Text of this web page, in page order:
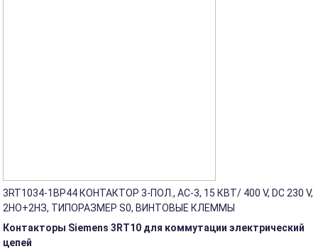
3RT1034-1BP44 КОНТАКТОР 3-ПОЛ., AC-3, 15 КВТ/ 400 V, DC 230 V,
2НO+2НЗ, ТИПОРАЗМЕР S0, ВИНТОВЫЕ КЛЕММЫ
Контакторы Siemens 3RT10 для коммутации электрический
цепей